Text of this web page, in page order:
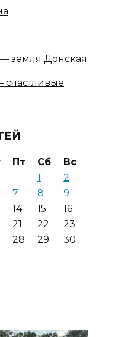
земля Донская
счастливые
Пт Сб
Вс
1
2
7 8
9
14 15
16
21 22
23
28 29
30